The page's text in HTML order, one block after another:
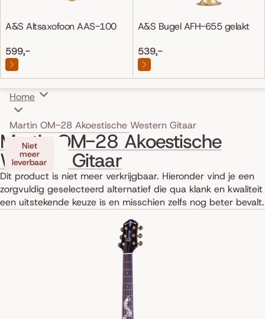
A&S Altsaxofoon AAS-100
599,-
A&S Bugel AFH-655 gelakt
539,-
Home
Martin OM-28 Akoestische Western Gitaar
Skip to product information
Niet
meer
leverbaar
Martin OM-28 Akoestische
Western Gitaar
Dit product is niet meer verkrijgbaar. Hieronder vind je een
zorgvuldig geselecteerd alternatief die qua klank en kwaliteit
een uitstekende keuze is en misschien zelfs nog beter bevalt.